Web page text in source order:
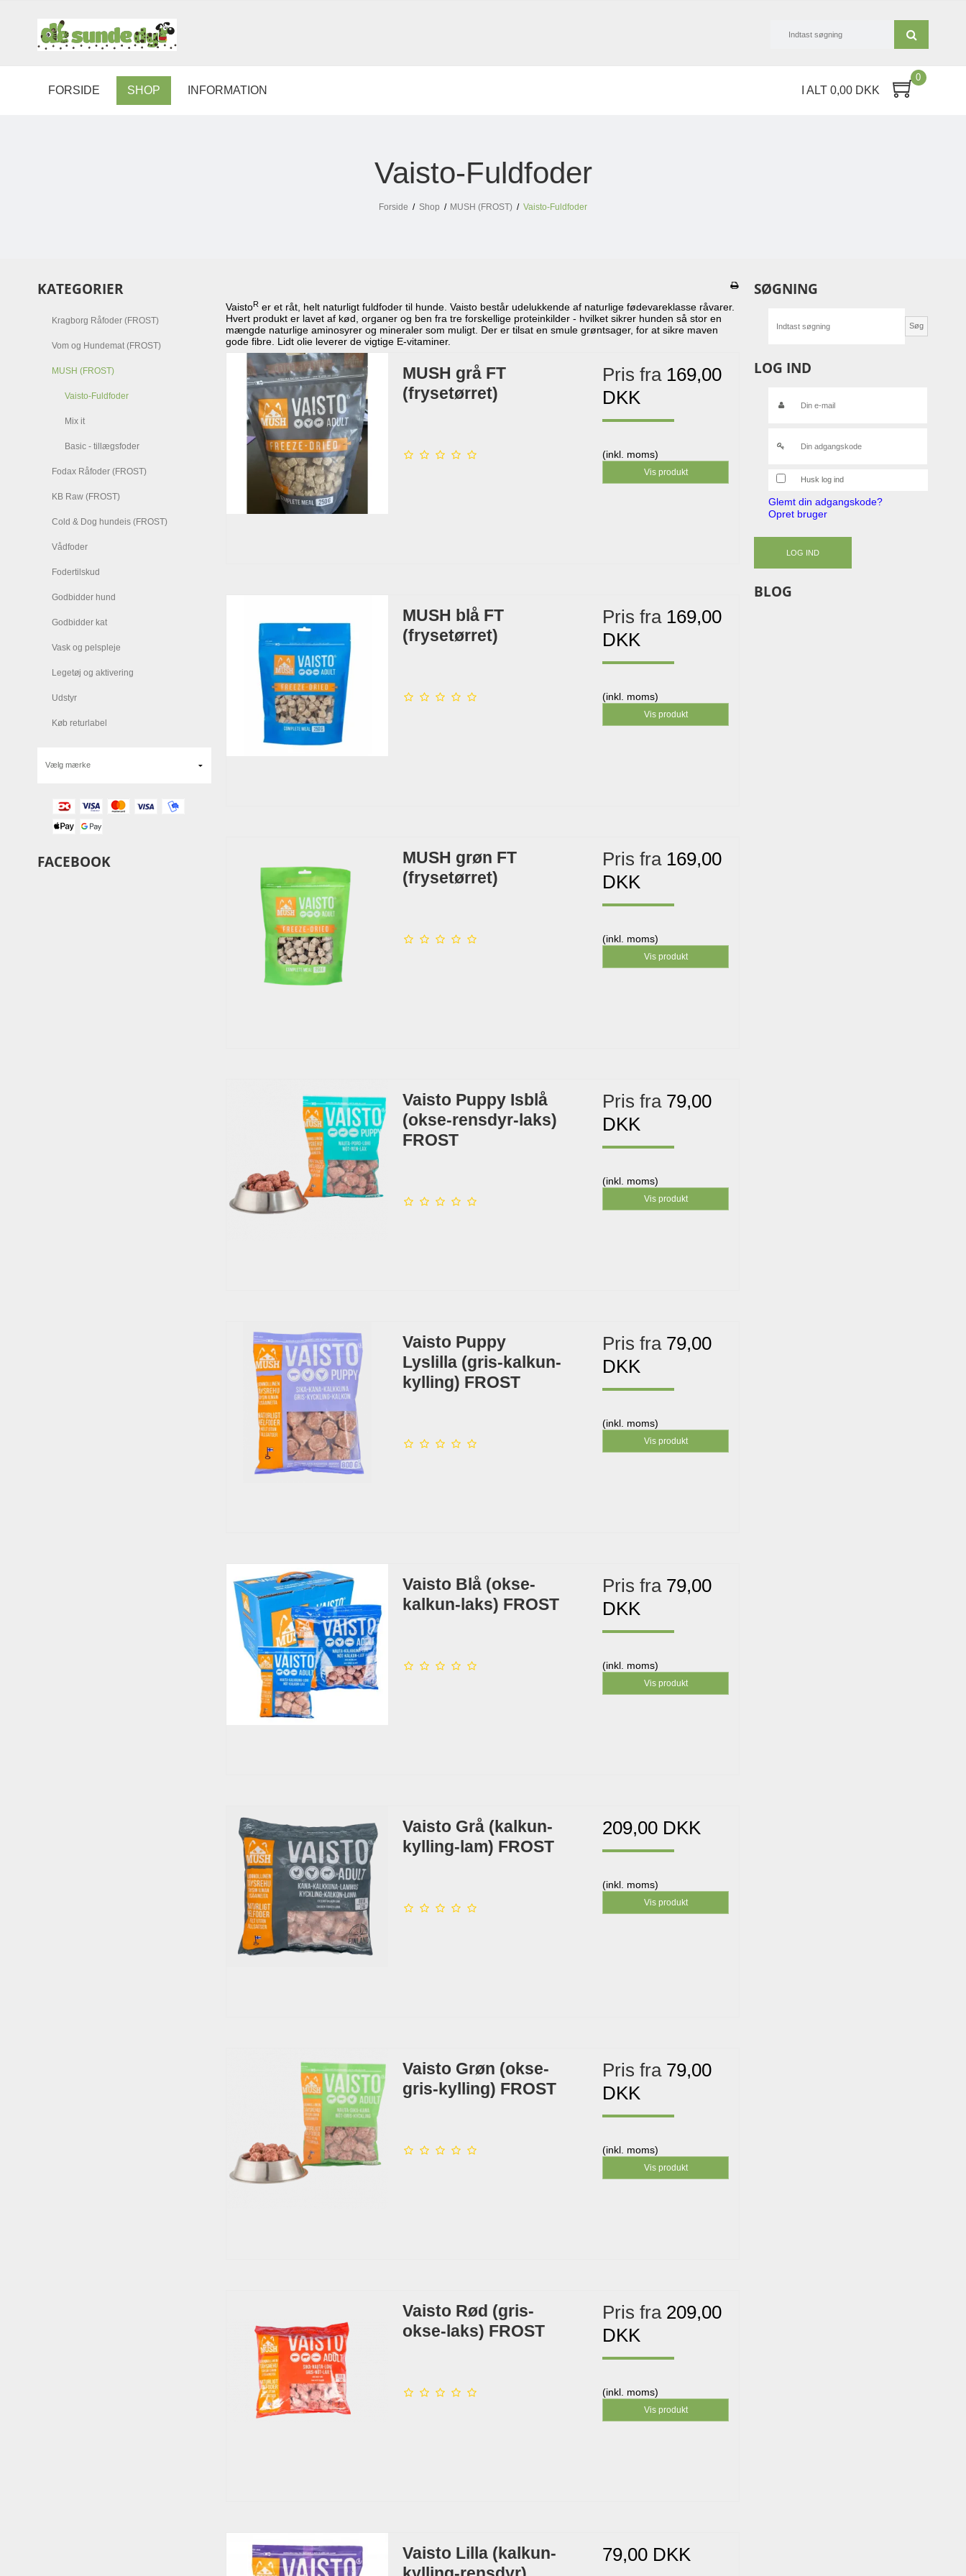
FORSIDE SHOP INFORMATION I ALT 0,00 DKK
0
Vaisto-Fuldfoder
Forside / Shop / MUSH (FROST) / Vaisto-Fuldfoder
KATEGORIER
Kragborg Råfoder (FROST)
Vom og Hundemat (FROST)
MUSH (FROST)
Vaisto-Fuldfoder
Mix it
Basic - tillægsfoder
Fodax Råfoder (FROST)
KB Raw (FROST)
Cold & Dog hundeis (FROST)
Vådfoder
Fodertilskud
Godbidder hund
Godbidder kat
Vask og pelspleje
Legetøj og aktivering
Udstyr
Køb returlabel
FACEBOOK
VaistoR er et råt, helt naturligt fuldfoder til hunde. Vaisto består udelukkende af naturlige fødevareklasse råvarer.
Hvert produkt er lavet af kød, organer og ben fra tre forskellige proteinkilder - hvilket sikrer hunden så stor en
mængde naturlige aminosyrer og mineraler som muligt. Der er tilsat en smule grøntsager, for at sikre maven
gode fibre. Lidt olie leverer de vigtige E-vitaminer.
MUSH grå FT
(frysetørret)
Pris fra 169,00
DKK
(inkl. moms)
Vis produkt
MUSH blå FT
(frysetørret)
Pris fra 169,00
DKK
(inkl. moms)
Vis produkt
MUSH grøn FT
(frysetørret)
Pris fra 169,00
DKK
(inkl. moms)
Vis produkt
Vaisto Puppy Isblå
(okse-rensdyr-laks)
FROST
Pris fra 79,00
DKK
(inkl. moms)
Vis produkt
Vaisto Puppy
Lyslilla (gris-kalkun-
kylling) FROST
Pris fra 79,00
DKK
(inkl. moms)
Vis produkt
Vaisto Blå (okse-
kalkun-laks) FROST
Pris fra 79,00
DKK
(inkl. moms)
Vis produkt
Vaisto Grå (kalkun-
kylling-lam) FROST
209,00 DKK
(inkl. moms)
Vis produkt
Vaisto Grøn (okse-
gris-kylling) FROST
Pris fra 79,00
DKK
(inkl. moms)
Vis produkt
Vaisto Rød (gris-
okse-laks) FROST
Pris fra 209,00
DKK
(inkl. moms)
Vis produkt
Vaisto Lilla (kalkun-
79,00 DKK
SØGNING
Søg
LOG IND
Husk log ind
Glemt din adgangskode?
Opret bruger
LOG IND
BLOG